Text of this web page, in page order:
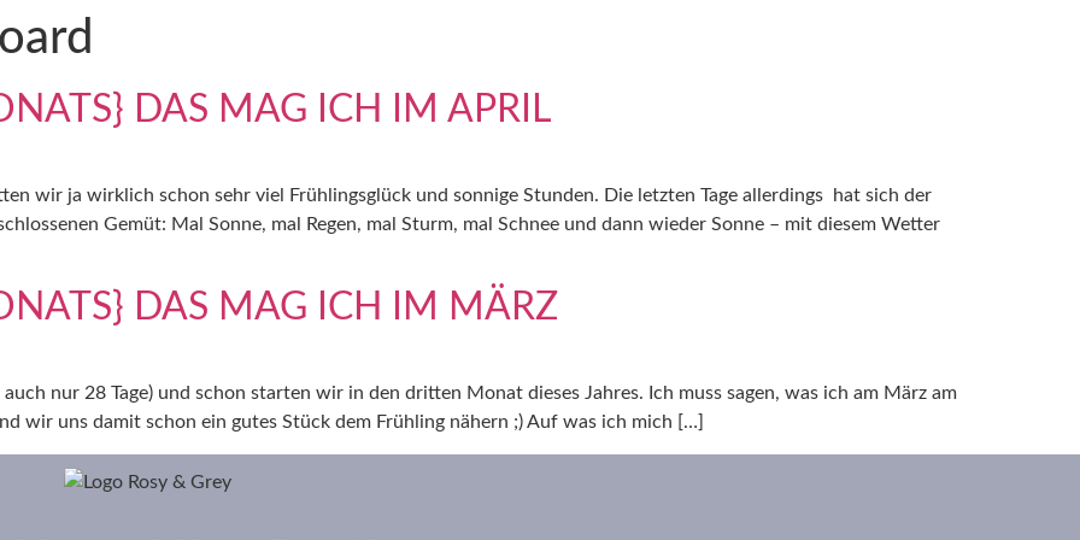
DAS MAG ICH IM APRIL
wir ja wirklich schon sehr viel Frühlingsglück und sonnige Stunden. Die letzten Tage allerdings hat sich der
Gemüt: Mal Sonne, mal Regen, mal Sturm, mal Schnee und dann wieder Sonne – mit diesem Wetter
DAS MAG ICH IM MÄRZ
nur 28 Tage) und schon starten wir in den dritten Monat dieses Jahres. Ich muss sagen, was ich am März am
wir uns damit schon ein gutes Stück dem Frühling nähern ;) Auf was ich mich […]